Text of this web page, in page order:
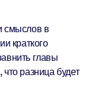
смыслов в
краткого
главы
разница будет